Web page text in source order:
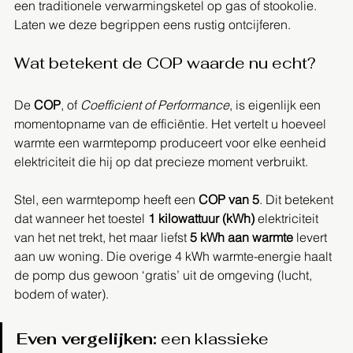
een traditionele verwarmingsketel op gas of stookolie.
Laten we deze begrippen eens rustig ontcijferen.
Wat betekent de COP waarde nu echt?
De COP, of Coefficient of Performance, is eigenlijk een
momentopname van de efficiëntie. Het vertelt u hoeveel
warmte een warmtepomp produceert voor elke eenheid
elektriciteit die hij op dat precieze moment verbruikt.
Stel, een warmtepomp heeft een COP van 5. Dit betekent
dat wanneer het toestel 1 kilowattuur (kWh) elektriciteit
van het net trekt, het maar liefst 5 kWh aan warmte levert
aan uw woning. Die overige 4 kWh warmte-energie haalt
de pomp dus gewoon ‘gratis’ uit de omgeving (lucht,
bodem of water).
Even vergelijken: een klassieke